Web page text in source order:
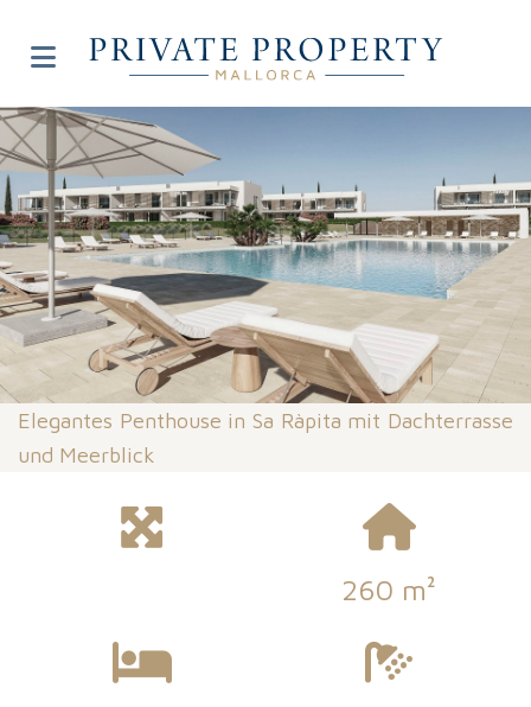
Elegantes Penthouse in Sa Ràpita mit Dachterrasse
und Meerblick
260 m²